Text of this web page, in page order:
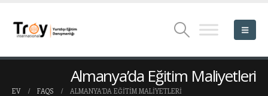
Almanya’da Eğitim Maliyetleri
EV FAQS ALMANYA’DA EĞITIM MALIYETLERI